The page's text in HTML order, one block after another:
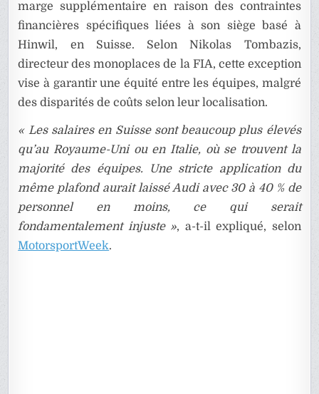
marge supplémentaire en raison des contraintes
financières spécifiques liées à son siège basé à
Hinwil, en Suisse. Selon Nikolas Tombazis,
directeur des monoplaces de la FIA, cette exception
vise à garantir une équité entre les équipes, malgré
des disparités de coûts selon leur localisation.
« Les salaires en Suisse sont beaucoup plus élevés
qu’au Royaume-Uni ou en Italie, où se trouvent la
majorité des équipes. Une stricte application du
même plafond aurait laissé Audi avec 30 à 40 % de
personnel en moins, ce qui serait
fondamentalement injuste », a-t-il expliqué, selon
MotorsportWeek.